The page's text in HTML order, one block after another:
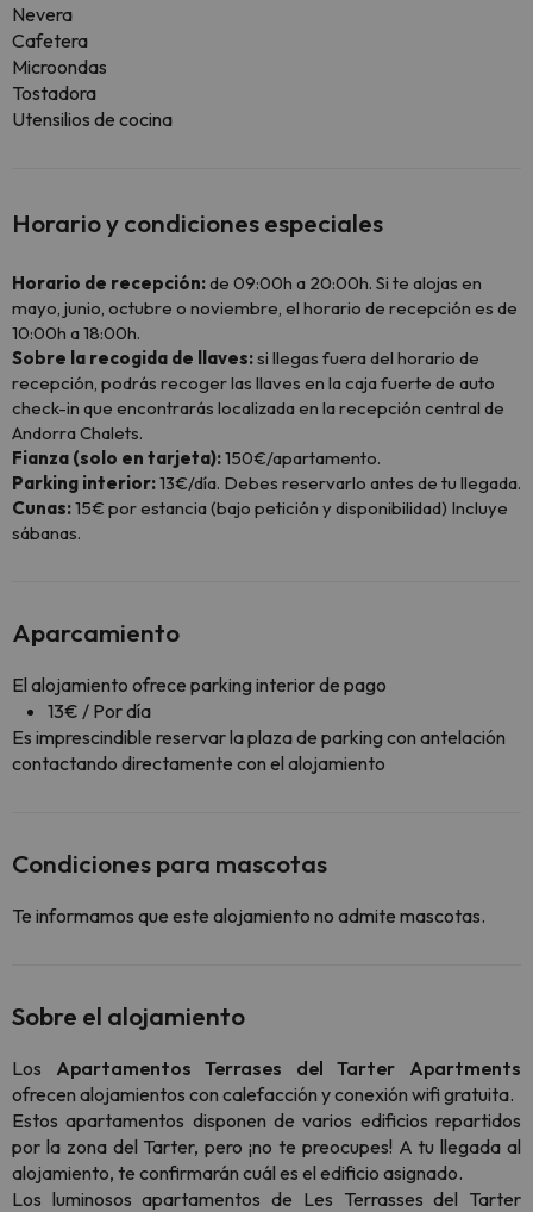
Nevera
Cafetera
Microondas
Tostadora
Utensilios de cocina
Horario y condiciones especiales
Horario de recepción:de 09:00h a 20:00h. Si te alojas en
mayo, junio, octubre o noviembre, el horario de recepción es de
10:00h a 18:00h.
Sobre la recogida de llaves:si llegas fuera del horario de
recepción, podrás recoger las llaves en la caja fuerte de auto
check-in que encontrarás localizada en la recepción central de
Andorra Chalets.
Fianza (solo en tarjeta):150€/apartamento.
Parking interior:13€/día. Debes reservarlo antes de tu llegada.
Cunas:15€ por estancia (bajo petición y disponibilidad) Incluye
sábanas.
Aparcamiento
El alojamiento ofrece parking interior de pago
13€ / Por día
Es imprescindible reservar la plaza de parking con antelación
contactando directamente con el alojamiento
Condiciones para mascotas
Te informamos que este alojamiento no admite mascotas.
Sobre el alojamiento
Los Apartamentos Terrases del Tarter Apartments
ofrecen alojamientos con calefacción y conexión wifi gratuita.
Estos apartamentos disponen de varios edificios repartidos
por la zona del Tarter, pero ¡no te preocupes! A tu llegada al
alojamiento, te confirmarán cuál es el edificio asignado.
Los luminosos apartamentos de Les Terrasses del Tarter